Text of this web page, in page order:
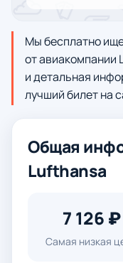
Мы бесплатно
от авиакомпании
и детальная
лучший билет на
Общая
Lufthansa
7 126 ₽
Самая низкая